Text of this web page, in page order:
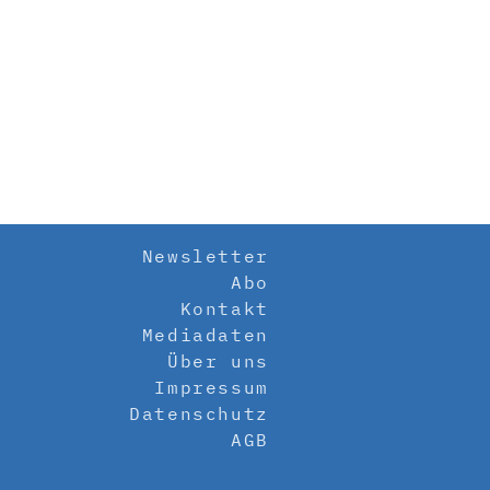
Newsletter
Abo
Kontakt
Mediadaten
Über uns
Impressum
Datenschutz
AGB